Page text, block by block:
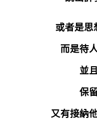
或者是思
而是待
並
保
又有接納